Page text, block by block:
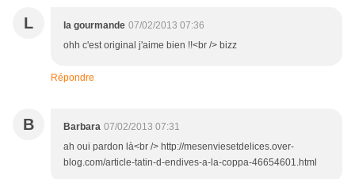
L la gourmande 07/02/2013 07:36
ohh c'est original j'aime bien !!<br /> bizz
Répondre
B Barbara 07/02/2013 07:31
ah oui pardon là<br /> http://mesenviesetdelices.over-
blog.com/article-tatin-d-endives-a-la-coppa-46654601.html